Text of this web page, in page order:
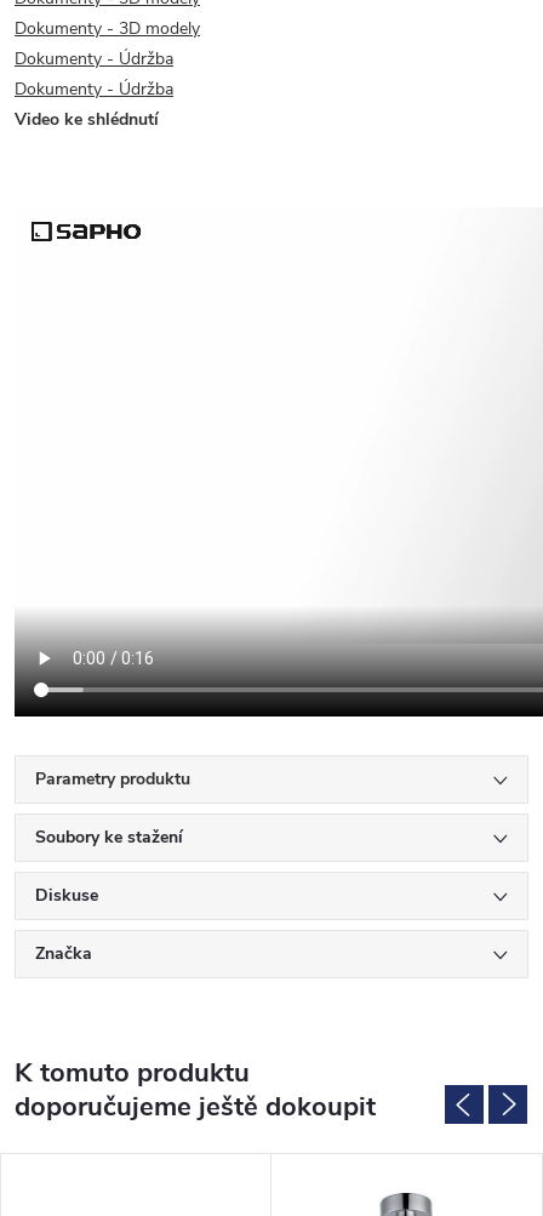
Dokumenty - 3D modely
Dokumenty - Údržba
Dokumenty - Údržba
Video ke shlédnutí
Parametry produktu
Soubory ke stažení
Diskuse
Značka
K tomuto produktu
doporučujeme ještě dokoupit